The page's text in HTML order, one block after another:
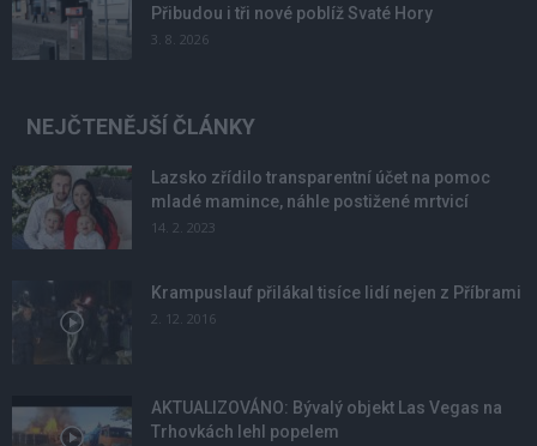
Přibudou i tři nové poblíž Svaté Hory
3. 8. 2026
NEJČTENĚJŠÍ ČLÁNKY
Lazsko zřídilo transparentní účet na pomoc
mladé mamince, náhle postižené mrtvicí
14. 2. 2023
Krampuslauf přilákal tisíce lidí nejen z Příbrami
2. 12. 2016
AKTUALIZOVÁNO: Bývalý objekt Las Vegas na
Trhovkách lehl popelem